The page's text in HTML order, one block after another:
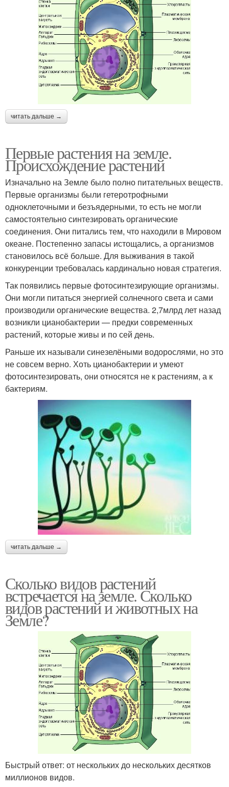
читать дальше →
Первые растения на земле.
Происхождение растений
Изначально на Земле было полно питательных веществ.
Первые организмы были гетеротрофными
одноклеточными и безъядерными, то есть не могли
самостоятельно синтезировать органические
соединения. Они питались тем, что находили в Мировом
океане. Постепенно запасы истощались, а организмов
становилось всё больше. Для выживания в такой
конкуренции требовалась кардинально новая стратегия.
Так появились первые фотосинтезирующие организмы.
Они могли питаться энергией солнечного света и сами
производили органические вещества. 2,7млрд лет назад
возникли цианобактерии — предки современных
растений, которые живы и по сей день.
Раньше их называли синезелёными водорослями, но это
не совсем верно. Хоть цианобактерии и умеют
фотосинтезировать, они относятся не к растениям, а к
бактериям.
читать дальше →
Сколько видов растений
встречается на земле. Сколько
видов растений и животных на
Земле?
Быстрый ответ: от нескольких до нескольких десятков
миллионов видов.